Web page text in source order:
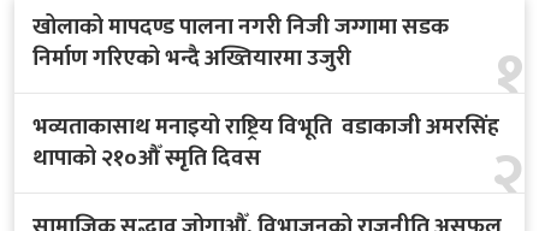
१
खोलाको मापदण्ड पालना नगरी निजी जग्गामा सडक
निर्माण गरिएको भन्दै अख्तियारमा उजुरी
२
भव्यताकासाथ मनाइयो राष्ट्रिय विभूति वडाकाजी अमरसिंह
थापाको २१०औँ स्मृति दिवस